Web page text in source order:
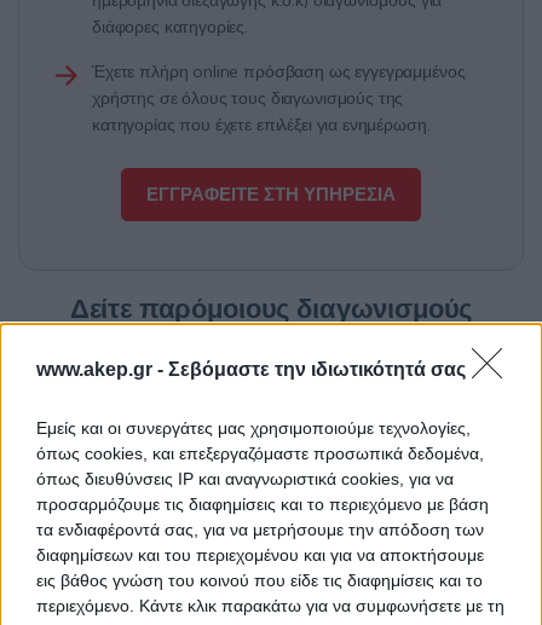
www.akep.gr - Σεβόμαστε την ιδιωτικότητά σας
Εμείς και οι συνεργάτες μας χρησιμοποιούμε τεχνολογίες,
όπως cookies, και επεξεργαζόμαστε προσωπικά δεδομένα,
όπως διευθύνσεις IP και αναγνωριστικά cookies, για να
προσαρμόζουμε τις διαφημίσεις και το περιεχόμενο με βάση
τα ενδιαφέροντά σας, για να μετρήσουμε την απόδοση των
διαφημίσεων και του περιεχομένου και για να αποκτήσουμε
εις βάθος γνώση του κοινού που είδε τις διαφημίσεις και το
περιεχόμενο. Κάντε κλικ παρακάτω για να συμφωνήσετε με τη
διάφορες κατηγορίες.
Έχετε πλήρη online πρόσβαση ως εγγεγραμμένος
χρήστης σε όλους τους διαγωνισμούς της
κατηγορίας που έχετε επιλέξει για ενημέρωση.
ΕΓΓΡΑΦΕΙΤΕ ΣΤΗ ΥΠΗΡΕΣΙΑ
Δείτε παρόμοιους διαγωνισμούς
Προμήθεια ενός κλιβάνου
ΤΙΤΛΟΣ
Προμήθεια εργαστηριακών
αναλωσίμων και αντιδραστηρίων-
InflaCare